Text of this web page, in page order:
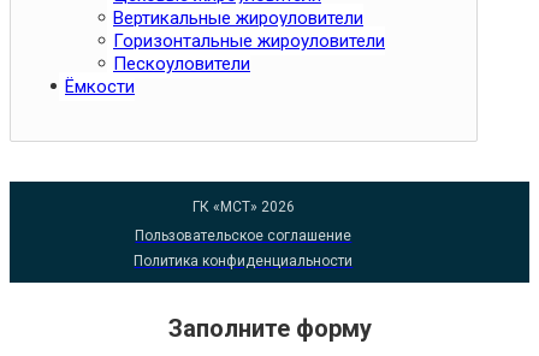
Вертикальные жироуловители
Горизонтальные жироуловители
Пескоуловители
Ёмкости
ГК «МСТ» 2026
Пользовательское соглашение
Политика конфиденциальности
Заполните форму